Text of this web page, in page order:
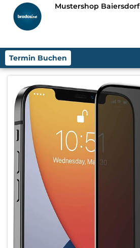
Mustershop Baiersdorf
Termin Buchen